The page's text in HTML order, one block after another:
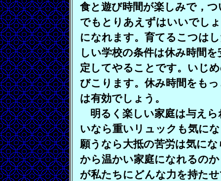
食と遊び時間が楽しみで，
でもとりあえずはいいでし
になれます。育てるこつは
しい学校の条件は休み時間
定してやることです。いじ
びこります。休み時間をも
は有効でしょう。
明るく楽しい家庭は与え
いなら重いリュックも気に
願うなら大抵の苦労は気に
から温かい家庭になれるの
が私たちにどんな力を持た